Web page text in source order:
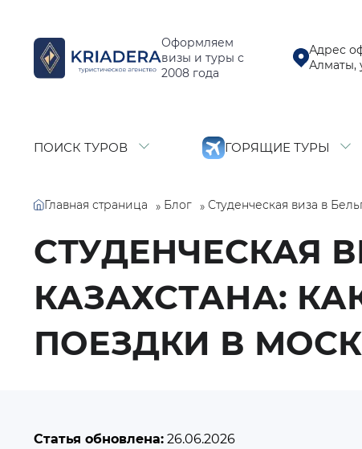
Оформляем
визы и туры с
2008 года
Адрес
Алматы,
ПОИСК ТУРОВ ГОРЯЩИЕ ТУРЫ
Главная страница » Блог » Студенческая виза в
СТУДЕНЧЕСКАЯ
КАЗАХСТАНА:
ПОЕЗДКИ В
Статья обновлена: 26.06.2026